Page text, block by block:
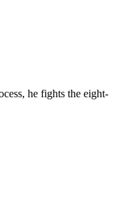
he fights the eight-